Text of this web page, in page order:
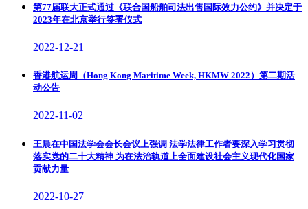
第77届联大正式通过《联合国船舶司法出售国际效力公约》并决定于
2023年在北京举行签署仪式
2022-12-21
香港航运周（Hong Kong Maritime Week, HKMW 2022）第二期活
动公告
2022-11-02
王晨在中国法学会会长会议上强调 法学法律工作者要深入学习贯彻
落实党的二十大精神 为在法治轨道上全面建设社会主义现代化国家
贡献力量
2022-10-27